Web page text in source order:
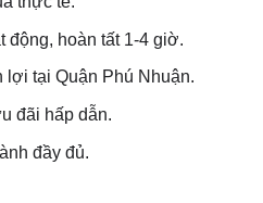
hoàn tất 1-4 giờ.
lợi tại Quận Phú Nhuận.
đãi hấp dẫn.
đầy đủ.